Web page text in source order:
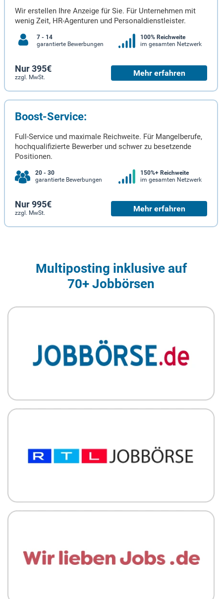
Wir erstellen Ihre Anzeige für Sie. Für Unternehmen mit
wenig Zeit, HR-Agenturen und Personaldienstleister.
7 - 14
garantierte Bewerbungen
100% Reichweite
im gesamten Netzwerk
Nur 395€
zzgl. MwSt. Mehr erfahren
Boost-Service:
Full-Service und maximale Reichweite. Für Mangelberufe,
hochqualifizierte Bewerber und schwer zu besetzende
Positionen.
20 - 30
garantierte Bewerbungen
150%+ Reichweite
im gesamten Netzwerk
Nur 995€
zzgl. MwSt. Mehr erfahren
Multiposting inklusive auf
70+ Jobbörsen